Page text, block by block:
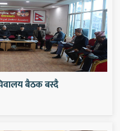
बैठक बस्दै